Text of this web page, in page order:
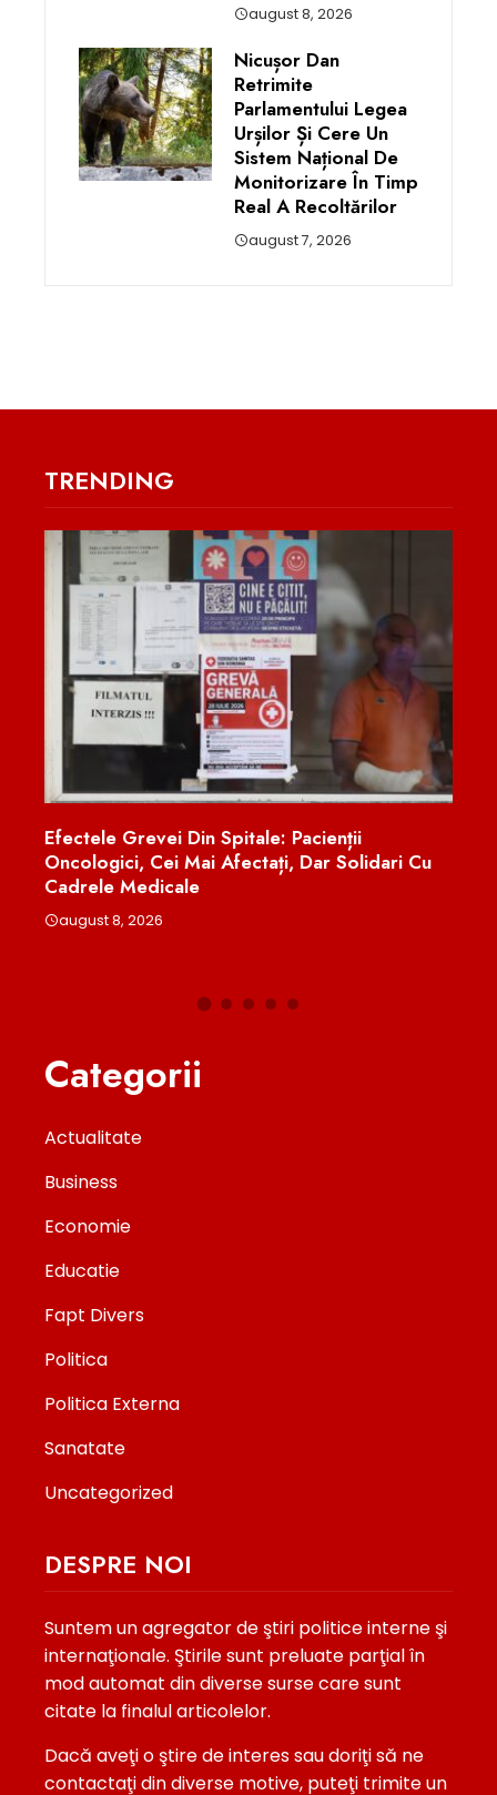
august 8, 2026
Nicușor Dan
Retrimite
Parlamentului Legea
Urșilor Și Cere Un
Sistem Național De
Monitorizare În Timp
Real A Recoltărilor
august 7, 2026
TRENDING
Efectele Grevei Din Spitale: Pacienții
Oncologici, Cei Mai Afectați, Dar Solidari Cu
Cadrele Medicale
august 8, 2026
Categorii
Actualitate
Business
Economie
Educatie
Fapt Divers
Politica
Politica Externa
Sanatate
Uncategorized
DESPRE NOI
Suntem un agregator de ştiri politice interne şi
internaţionale. Ştirile sunt preluate parţial în
mod automat din diverse surse care sunt
citate la finalul articolelor.
Dacă aveţi o ştire de interes sau doriţi să ne
contactaţi din diverse motive, puteţi trimite un